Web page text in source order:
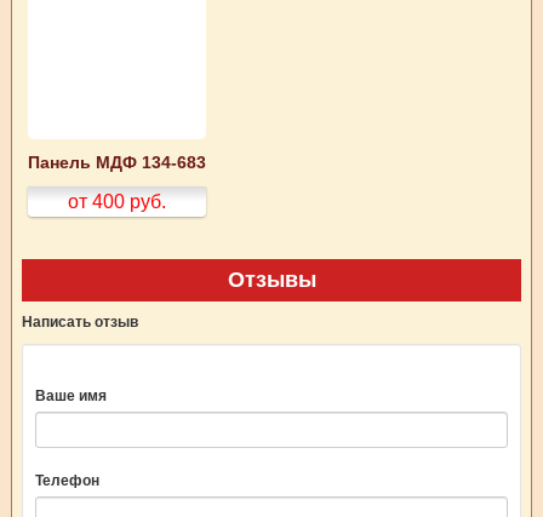
Панель МДФ 134-683
от 400 руб.
Отзывы
Написать отзыв
Ваше имя
Телефон